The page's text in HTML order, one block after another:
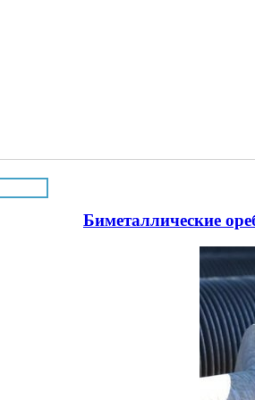
Биметаллические